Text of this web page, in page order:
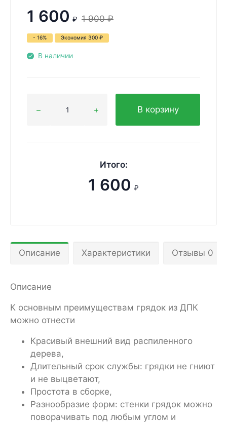
1 600 ₽ 1 900 ₽
- 16% Экономия 300 ₽
В наличии
В корзину
Итого:
1 600 ₽
Описание Характеристики Отзывы 0
Описание
К основным преимуществам грядок из ДПК
можно отнести
Красивый внешний вид распиленного
дерева,
Длительный срок службы: грядки не гниют
и не выцветают,
Простота в сборке,
Разнообразие форм: стенки грядок можно
поворачивать под любым углом и